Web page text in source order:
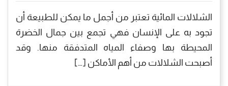
الشلالات المائية تعتبر من أجمل ما يمكن للطبيعة أن
تجود به على الإنسان فهي تجمع بين جمال الخضرة
المحيطة بها وصفاء المياه المتدفقة منها. وقد
أصبحت الشلالات من أهم الأماكن […]